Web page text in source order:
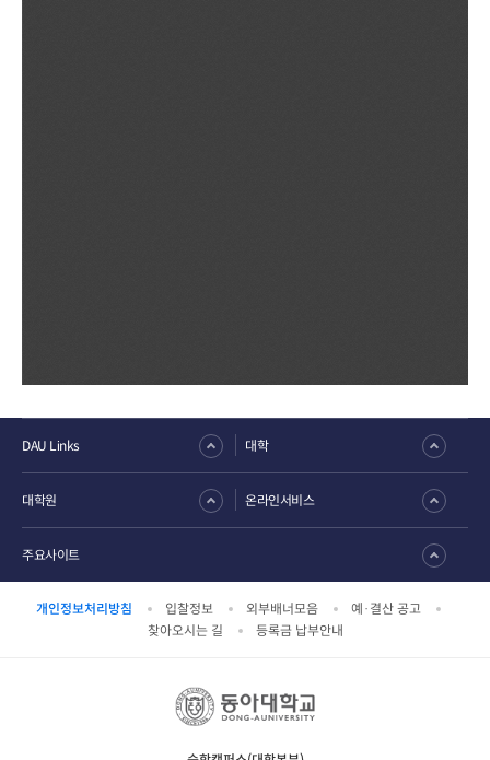
개인정보처리방침 입찰정보 외부배너모음
예·결산 공고
찾아오시는 길
등록금 납부안내
DAU Links 대학
대학원 온라인서비스
주요사이트